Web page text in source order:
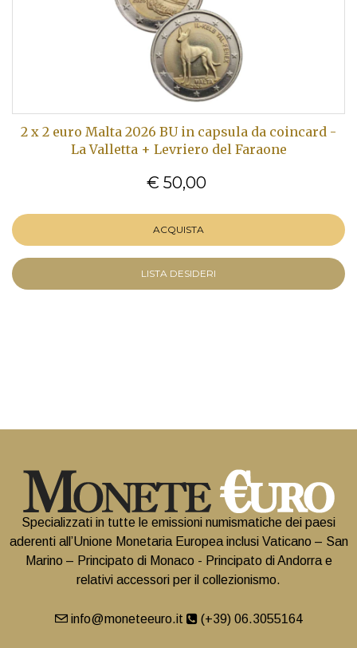
2 x 2 euro Malta 2026 BU in capsula da coincard -
La Valletta + Levriero del Faraone
€ 50,00
ACQUISTA
LISTA DESIDERI
Specializzati in tutte le emissioni numismatiche dei paesi
aderenti all’Unione Monetaria Europea inclusi Vaticano – San
Marino – Principato di Monaco - Principato di Andorra e
relativi accessori per il collezionismo.
info@moneteeuro.it (+39) 06.3055164